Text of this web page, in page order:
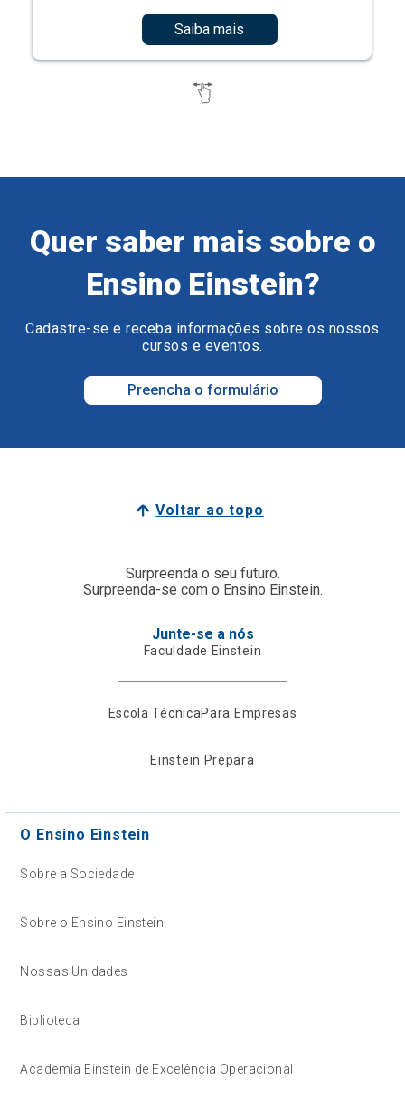
Saiba mais
Quer saber mais sobre o
Ensino Einstein?
Cadastre-se e receba informações sobre os nossos
cursos e eventos.
Preencha o formulário
Voltar ao topo
Surpreenda o seu futuro.
Surpreenda-se com o Ensino Einstein.
Junte-se a nós
Faculdade Einstein
Escola TécnicaPara Empresas
Einstein Prepara
O Ensino Einstein
Sobre a Sociedade
Sobre o Ensino Einstein
Nossas Unidades
Biblioteca
Academia Einstein de Excelência Operacional